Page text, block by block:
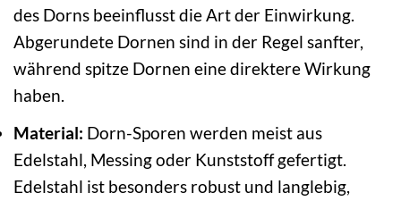
des Dorns beeinflusst die Art der Einwirkung.
Abgerundete Dornen sind in der Regel sanfter,
während spitze Dornen eine direktere Wirkung
haben.
Material: Dorn-Sporen werden meist aus
Edelstahl, Messing oder Kunststoff gefertigt.
Edelstahl ist besonders robust und langlebig,